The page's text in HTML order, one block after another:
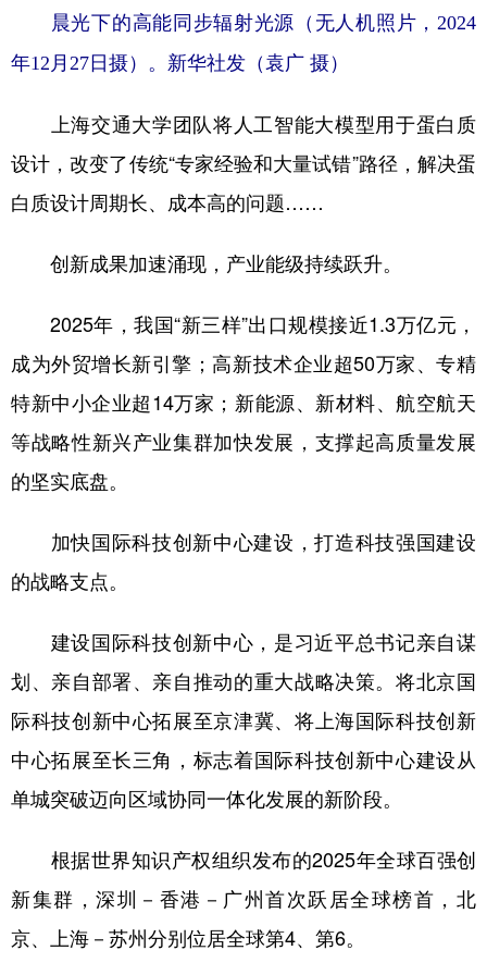
晨光下的高能同步辐射光源（无人机照片，2024
年12月27日摄）。新华社发（袁广 摄）
上海交通大学团队将人工智能大模型用于蛋白质
设计，改变了传统“专家经验和大量试错”路径，解决蛋
白质设计周期长、成本高的问题……
创新成果加速涌现，产业能级持续跃升。
2025年，我国“新三样”出口规模接近1.3万亿元，
成为外贸增长新引擎；高新技术企业超50万家、专精
特新中小企业超14万家；新能源、新材料、航空航天
等战略性新兴产业集群加快发展，支撑起高质量发展
的坚实底盘。
加快国际科技创新中心建设，打造科技强国建设
的战略支点。
建设国际科技创新中心，是习近平总书记亲自谋
划、亲自部署、亲自推动的重大战略决策。将北京国
际科技创新中心拓展至京津冀、将上海国际科技创新
中心拓展至长三角，标志着国际科技创新中心建设从
单城突破迈向区域协同一体化发展的新阶段。
根据世界知识产权组织发布的2025年全球百强创
新集群，深圳－香港－广州首次跃居全球榜首，北
京、上海－苏州分别位居全球第4、第6。